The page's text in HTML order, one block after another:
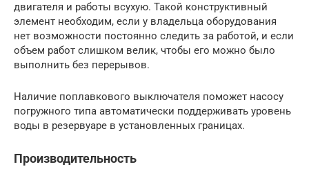
двигателя и работы всухую. Такой конструктивный
элемент необходим, если у владельца оборудования
нет возможности постоянно следить за работой, и если
объем работ слишком велик, чтобы его можно было
выполнить без перерывов.
Наличие поплавкового выключателя поможет насосу
погружного типа автоматически поддерживать уровень
воды в резервуаре в установленных границах.
Производительность